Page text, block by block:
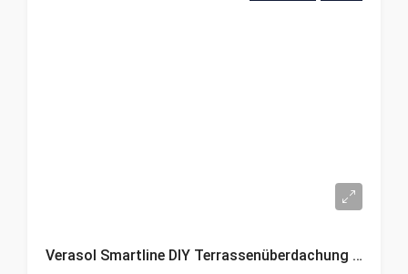
Verasol Smartline DIY Terrassenüberdachung anthrazit (5,44 x 2,5 M)